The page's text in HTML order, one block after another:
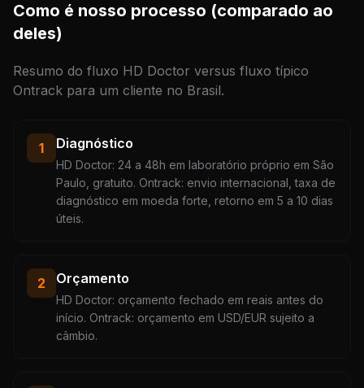
Como é nosso processo (comparado ao
deles)
Resumo do fluxo HD Doctor versus fluxo típico
Ontrack para um cliente no Brasil.
1 Diagnóstico
HD Doctor: 24 a 48h em laboratório próprio em São
Paulo, gratuito. Ontrack: envio internacional, taxa de
diagnóstico em moeda forte, retorno em 5 a 10 dias
úteis.
2 Orçamento
HD Doctor: orçamento fechado em reais antes do
início. Ontrack: orçamento em USD/EUR sujeito a
câmbio.